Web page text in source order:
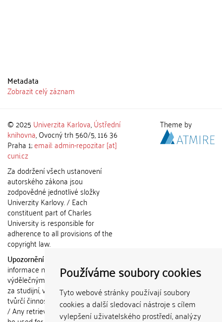
Používáme soubory cookies
Tyto webové stránky používají soubory
cookies a další sledovací nástroje s cílem
vylepšení uživatelského prostředí, analýzy
Metadata
Zobrazit celý záznam
© 2025 Univerzita Karlova,Ústřední
knihovna, Ovocný trh 560/5, 116 36
Praha 1;email: admin-repozitar [at]
cuni.cz
Za dodržení všech ustanovení
autorského zákona jsou
zodpovědné jednotlivé složky
Univerzity Karlovy. / Each
constituent part of Charles
University is responsible for
adherence to all provisions of the
copyright law.
Upozornění / Notice:
informace nemohou být použity k
výdělečným účelům nebo vydávány
za studijní, vědeckou nebo jinou
tvůrčí činnost jiné osoby než autora.
/ Any retrieved information shall not
Theme by